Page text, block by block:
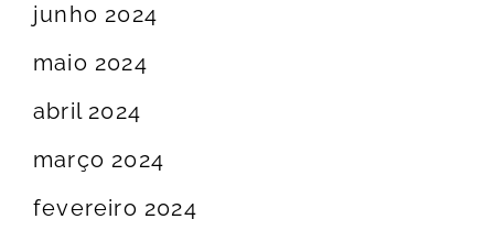
junho 2024
maio 2024
abril 2024
março 2024
fevereiro 2024